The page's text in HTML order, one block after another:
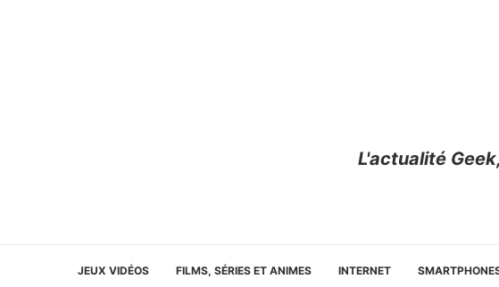
L'actualité
JEUX VIDÉOS FILMS, SÉRIES ET ANIMES INTERNET